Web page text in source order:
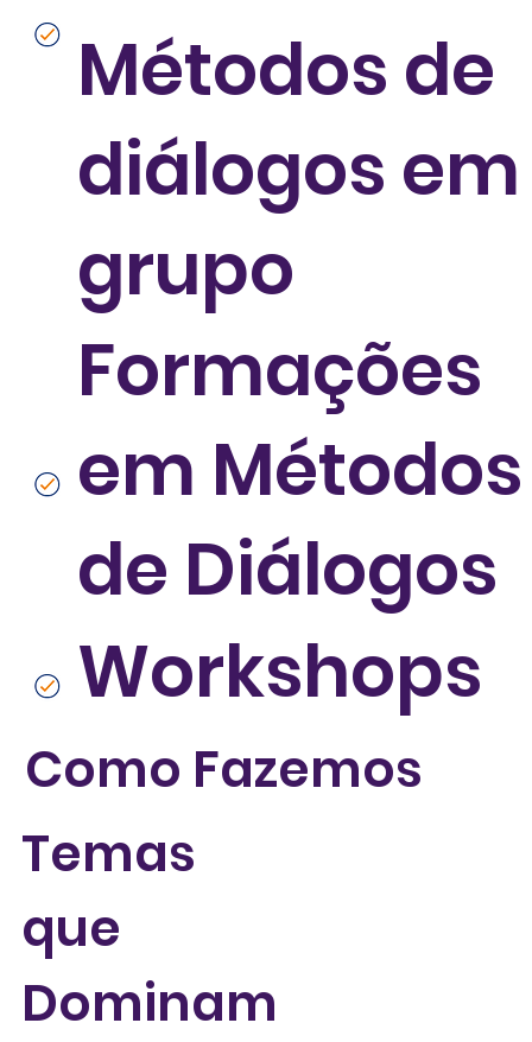
Como Fazemos
Formações
em Métodos
de Diálogos
Métodos de
diálogos em
grupo
Workshops
Temas
que
Dominam